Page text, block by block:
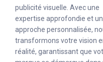
publicité visuelle. Avec une
expertise approfondie et
approche personnalisée,
transformons votre vision
réalité, garantissant que